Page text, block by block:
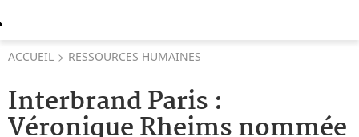
ACCUEIL RESSOURCES HUMAINES
Interbrand Paris :
Véronique Rheims nommée